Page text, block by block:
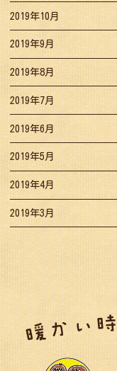
2019年10月
2019年9月
2019年8月
2019年7月
2019年6月
2019年5月
2019年4月
2019年3月